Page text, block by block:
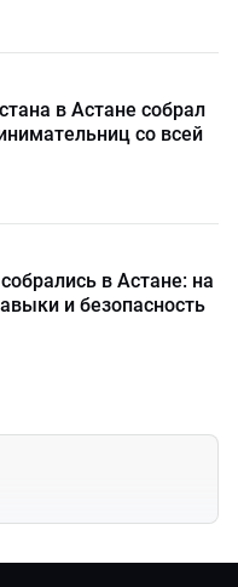
в Астане собрал
со всей
в Астане: на
и безопасность